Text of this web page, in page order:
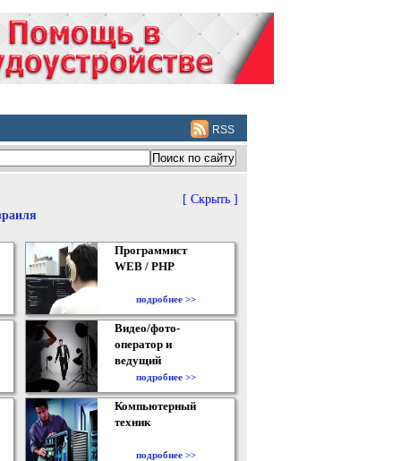
RSS
[ Скрыть ]
Программист
WEB / PHP
подробнее >>
Видео/фото-
оператор и
ведущий
подробнее >>
Компьютерный
техник
подробнее >>